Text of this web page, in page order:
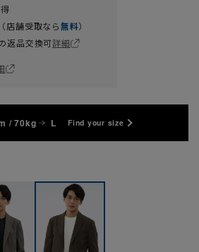
店舗受取なら無料）
返品交換可詳細
/ 70kg L Find your size